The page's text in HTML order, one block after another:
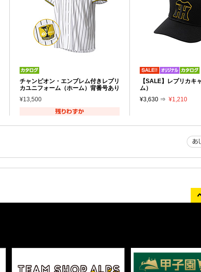
チャンピオン・エンブレム付きレプリ
カユニフォーム（ホーム）背番号あり
¥13,500
【SALE】レプリカキ
ム）
¥3,630 ⇒ ¥1,210